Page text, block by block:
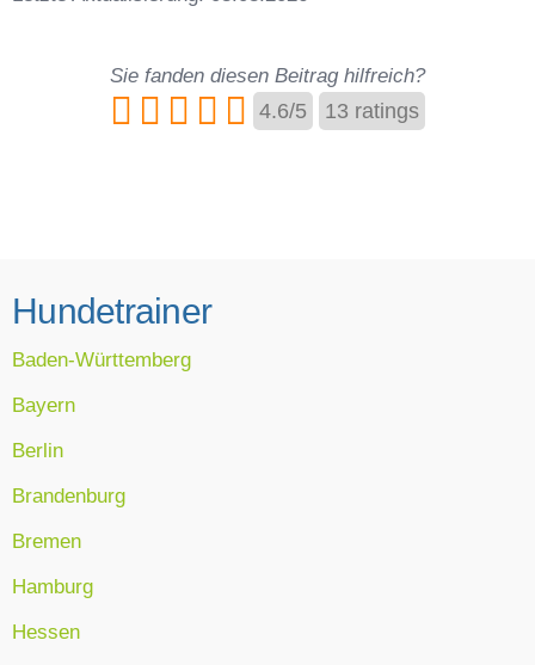
Sie fanden diesen Beitrag hilfreich?
4.6/5 13 ratings
Hundetrainer
Baden-Württemberg
Bayern
Berlin
Brandenburg
Bremen
Hamburg
Hessen